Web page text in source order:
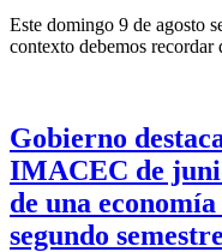
Este domingo 9 de agosto
contexto debemos recordar
Gobierno
IMACEC de
de una
segundo semestre